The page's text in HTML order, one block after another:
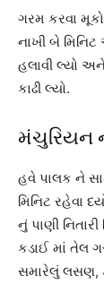
ગરમ કરવા
નાખી બે
હલાવી લ્યો
કાઢી લ્યો.
મંચુરિયન
હવે પાલક ને
મિનિટ રહેવા
નું પાણી
કડાઈ માં તેલ
સમારેલું લસણ,